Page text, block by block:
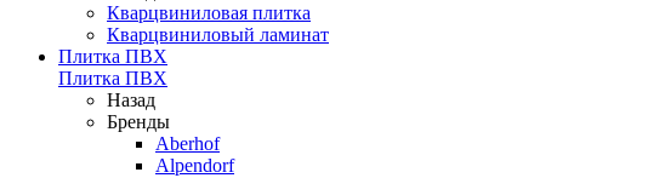
Кварцвиниловая плитка
Кварцвиниловый ламинат
Плитка ПВХ
Плитка ПВХ
Назад
Бренды
Aberhof
Alpendorf